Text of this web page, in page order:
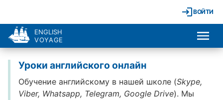
ВОЙТИ
ENGLISH
VOYAGE
Уроки английского онлайн
Обучение английскому в нашей школе (Skype,
Viber, Whatsapp, Telegram, Google Drive). Мы